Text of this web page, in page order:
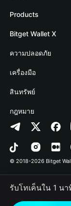
เกี่ยวกับ Bitget Wallet
Blog
Academy
ข่าวสารด้านคริปโต
ศูนย์ช่วยเหลือ
ติดต่อเรา
ทรัพยากรข้อมูลของแ
อาชีพ
Products
Crypto Card
Stablecoin Earn
Payfi Crypto
Crypto Swap API
Altcoin Season
Prediction Markets
DApp
RWA
Bitget Wallet X
นักพัฒนา
เชื่อมต่อ Wallet
Bitget Wallet Pay
ลิสต์โปรเจกต์
ความปลอดภัย
Protection Fund
เทคโนโลยีความปลอ
เครื่องมือ
ซื้อคริปโต
การตรวจจับการอนุญ
การตรวจจับสัญญา
การโอนเป็นชุด
สินทรัพย์
Arbitrum
Avalanche
Bitcoin
Polygon
กฎหมาย
นโยบายความเป็นส่ว
ข้อตกลงในการใช้บ
© 2018-2026 Bitget
รับโทเค็นใน 1 นา